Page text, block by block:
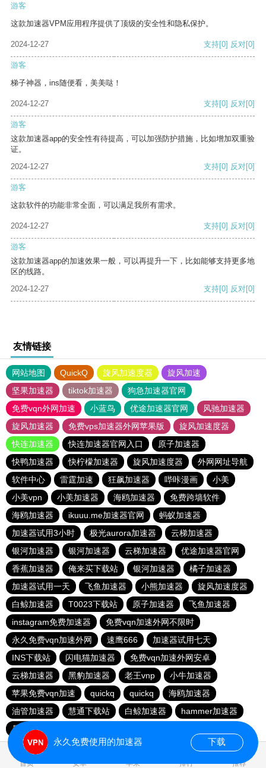
游客
这款加速器VPM应用程序提供了顶级的安全性和隐私保护。
2024-12-27 支持[0] 反对[0]
游客
梯子神器，ins随便看，美美哒！
2024-12-27 支持[0] 反对[0]
游客
这款加速器app的安全性有待提高，可以加强防护措施，比如增加双重验
证。
2024-12-27
支持[0] 反对[0]
游客
这款软件的功能非常全面，可以满足我所有需求。
2024-12-27 支持[0] 反对[0]
游客
这款加速器app的加速效果一般，可以再提升一下，比如能够支持更多地
区的线路。
2024-12-27
支持[0] 反对[0]
友情链接
网站地图 QuickQ 旋风加速度器
旋风加速
坚果加速器
tiktok加速器
狗急加速器官网
免费vqn外网加速
小蓝鸟 优途加速器官网
风驰加速器
旋风加速器
免费vps加速器外网苹果版
旋风加速度器
快连加速器
快连加速器官网入口
原子加速器
快鸭加速器
快柠檬加速器 旋风加速度器
外网网址导航
软件中心
雷霆加速 狂飙加速器 哔咔漫画
小美
小美vpn
小美加速器 海鸥加速器
免费跨墙软件
海鸥加速器
ikuuu.me加速器官网
蚂蚁加速器
加速器试用3小时
极光aurora加速器
云梯加速器
银河加速器
银河加速器 云梯加速器
优途加速器官网
香蕉加速器
俺来买下载站 银河加速器
橘子加速器
加速器试用一天
飞鱼加速器 小熊加速器
旋风加速度器
白鲸加速器
T0023下载站 原子加速器
飞鱼加速器
instagram免费加速器
免费vqn加速外网不限时
永久免费vqn加速外网
速鹰666
加速器试用七天
INS下载站
闪电猫加速器
免费vqn加速外网安卓
云梯加速器
黑豹加速器 老王vnp
小牛加速器
苹果免费vqn加速
quickq quickq
海鸥加速器
油管加速器
慧通下载站 白鲸加速器
hammer加速器
暴雪加速器vp
首页 安卓 苹果 排行 推荐
永久免费使用的加速器 下载
0.159210s